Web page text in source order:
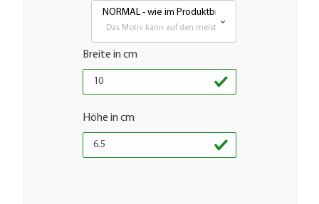
NORMAL - wie im Produktbild
Das Motiv kann auf den meisten glatten Flächen
Breite in cm
Höhe in cm